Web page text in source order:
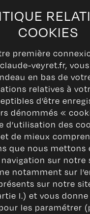
COOKIES
première
veyret.fr,
en bas de
relatives à
d’être
dénommés «
d’utilisation des
de mieux
que nous mettons
sur notre
notamment sur
sur notre
I.) et vous donne
les paramétrer